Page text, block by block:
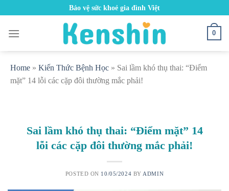
content
Bảo vệ sức khoẻ gia đình Việt
0
Home » Kiến Thức Bệnh Học » Sai lầm khó thụ thai: “Điểm
mặt” 14 lỗi các cặp đôi thường mắc phải!
Sai lầm khó thụ thai: “Điểm mặt” 14
lỗi các cặp đôi thường mắc phải!
POSTED ON 10/05/2024 BY ADMIN